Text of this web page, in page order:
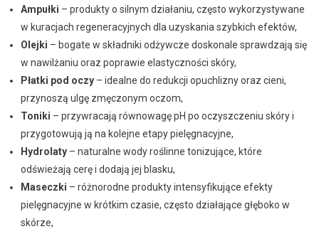
Ampułki – produkty o silnym działaniu, często wykorzystywane
w kuracjach regeneracyjnych dla uzyskania szybkich efektów,
Olejki – bogate w składniki odżywcze doskonale sprawdzają się
w nawilżaniu oraz poprawie elastyczności skóry,
Płatki pod oczy– idealne do redukcji opuchlizny oraz cieni,
przynoszą ulgę zmęczonym oczom,
Toniki – przywracają równowagę pH po oczyszczeniu skóry i
przygotowują ją na kolejne etapy pielęgnacyjne,
Hydrolaty– naturalne wody roślinne tonizujące, które
odświeżają cerę i dodają jej blasku,
Maseczki – różnorodne produkty intensyfikujące efekty
pielęgnacyjne w krótkim czasie, często działające głęboko w
skórze,